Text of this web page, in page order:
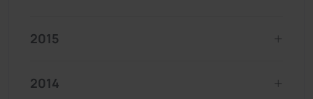
2015
2014